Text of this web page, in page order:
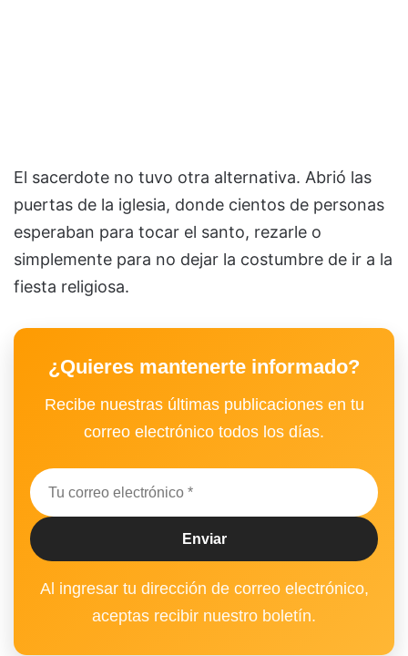
El sacerdote no tuvo otra alternativa. Abrió las
puertas de la iglesia, donde cientos de personas
esperaban para tocar el santo, rezarle o
simplemente para no dejar la costumbre de ir a la
fiesta religiosa.
¿Quieres mantenerte informado?
Recibe nuestras últimas publicaciones en tu
correo electrónico todos los días.
Al ingresar tu dirección de correo electrónico,
aceptas recibir nuestro boletín.